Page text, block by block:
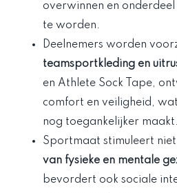
overwinnen en
te worden.
Deelnemers worden
teamsportkleding en
en Athlete Sock Tape,
comfort en veiligheid,
nog toegankelijker maakt.
Sportmaat stimuleert niet
van fysieke en mentale
bevordert ook sociale